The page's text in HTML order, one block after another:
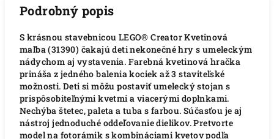
Podrobný popis
S krásnou stavebnicou LEGO® Creator Kvetinová
maľba (31390) čakajú deti nekonečné hry s umeleckým
nádychom aj vystavenia. Farebná kvetinová hračka
prináša z jedného balenia kociek až 3 staviteľské
možnosti. Deti si môžu postaviť umelecký stojan s
prispôsobiteľnými kvetmi a viacerými doplnkami.
Nechýba štetec, paleta a tuba s farbou. Súčasťou je aj
nástroj jednoduché oddeľovanie dielikov. Pretvorte
model na fotorámik s kombináciami kvetov podľa